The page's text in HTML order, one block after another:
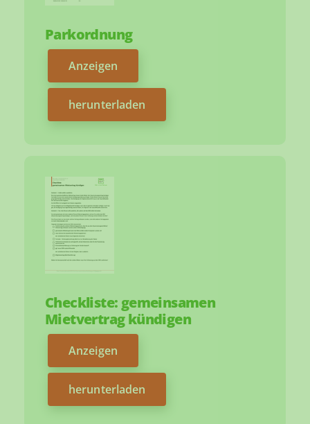
Parkordnung
Anzeigen
herunterladen
Checkliste: gemeinsamen
Mietvertrag kündigen
Anzeigen
herunterladen